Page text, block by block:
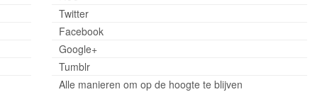
Twitter
Facebook
Google+
Tumblr
Alle manieren om op de hoogte te blijven